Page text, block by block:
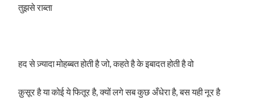
तुझसे राब्ता
हद से ज़्यादा मोहब्बत होती है जो, कहते है के इबादत होती है वो
क़ुसूर है या कोई ये फितूर है, क्यों लगे सब कुछ अँधेरा है, बस यही नूर है